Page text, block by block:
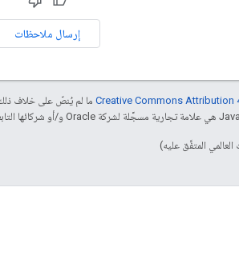
إرسال ملاحظات
ما لم يُنصّ على خلاف